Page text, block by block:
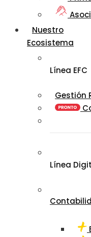
Nuestro
Ecosistema
Línea EFC
Gestión
Línea